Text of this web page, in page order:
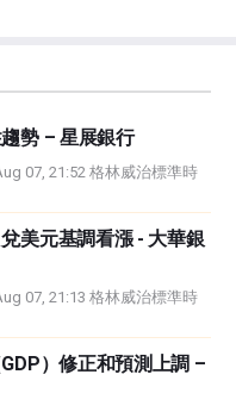
或立場。作者不對本頁連結的
作者在本文中提到的任何股票
業務關係。除了FXStreet，作
資訊的準確性、完整性或適用
何錯誤，遺漏或任何損失，傷害
遺漏除外。本文作者和
供任何投資建議。
勢 – 星展銀行
07, 21:52 格林威治標準時
美元基調看漲 - 大華銀
07, 21:13 格林威治標準時
）修正和預測上調 –